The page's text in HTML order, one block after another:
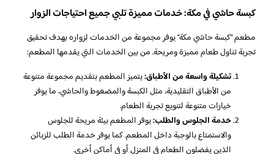
كبسة حاشي في مكة: خدمات مميزة تلبي جميع احتياجات الزوار
مطعم “كبسة حاشي مكة” يوفر مجموعة من الخدمات لزواره بهدف تحقيق
تجربة تناول طعام مميزة ومريحة. من بين الخدمات التي يقدمها المطعم:
تشكيلة واسعة من الأطباق:يتميز المطعم بتقديم مجموعة متنوعة
من الأطباق التقليدية، مثل الكبسة والمضغوط والحاشي، ما يوفر
خيارات متنوعة لتنويع تجربة الطعام.
خدمة الجلوس والطلب:يوفر المطعم بيئة مريحة للجلوس
والاستمتاع بالوجبة داخل المطعم. كما يوفر خدمة الطلب للزبائن
الذين يفضلون الطعام في المنزل أو في أماكن أخرى.